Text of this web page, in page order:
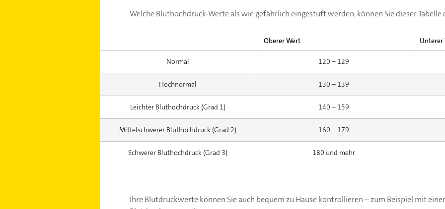
Welche Bluthochdruck-Werte als wie gefährlich eingestuft werden, können Sie dieser
Oberer Wert Unterer
Normal 120 – 129
Hochnormal 130 – 139
Leichter Bluthochdruck (Grad 1) 140 – 159
Mittelschwerer Bluthochdruck (Grad 2) 160 – 179
Schwerer Bluthochdruck (Grad 3) 180 und mehr
Ihre Blutdruckwerte können Sie auch bequem zu Hause kontrollieren – zum Beispiel mit